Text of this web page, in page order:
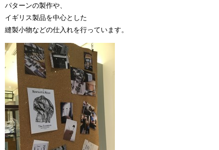
パターンの製作や、
イギリス製品を中心とした
縫製小物などの仕入れを行っています。